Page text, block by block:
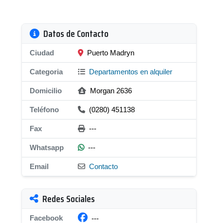
Datos de Contacto
Ciudad Puerto Madryn
Categoria Departamentos en alquiler
Domicilio Morgan 2636
Teléfono (0280) 451138
Fax ---
Whatsapp ---
Email Contacto
Redes Sociales
Facebook ---